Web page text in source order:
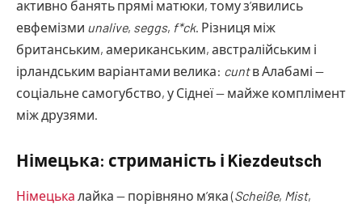
активно банять прямі матюки, тому з’явились
евфемізми unalive, seggs, f*ck. Різниця між
британським, американським, австралійським і
ірландським варіантами велика: cuntв Алабамі —
соціальне самогубство, у Сіднеї — майже комплімент
між друзями.
Німецька: стриманість і Kiezdeutsch
Німецька лайка — порівняно м’яка (Scheiße, Mist,